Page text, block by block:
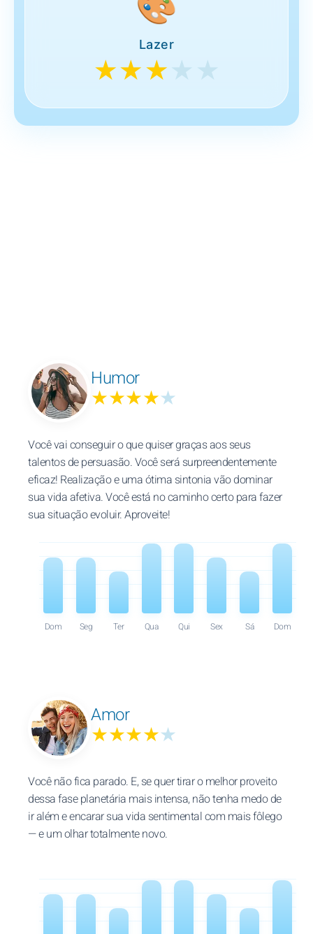
Lazer
★★★★★
Humor
★★★★★
Você vai conseguir o que quiser graças aos seus
talentos de persuasão. Você será surpreendentemente
eficaz! Realização e uma ótima sintonia vão dominar
sua vida afetiva. Você está no caminho certo para fazer
sua situação evoluir. Aproveite!
Dom Seg Ter Qua Qui Sex Sá Dom
Amor
★★★★★
Você não fica parado. E, se quer tirar o melhor proveito
dessa fase planetária mais intensa, não tenha medo de
ir além e encarar sua vida sentimental com mais fôlego
— e um olhar totalmente novo.